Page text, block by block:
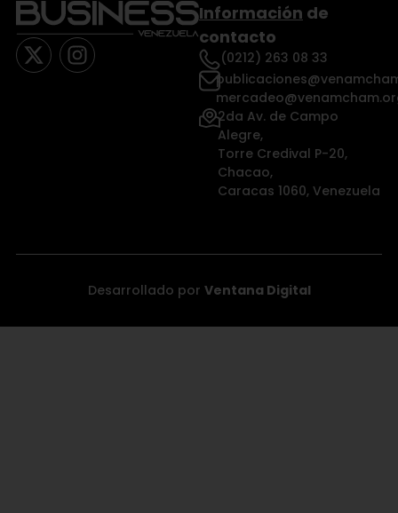
Información de
contacto
(0212) 263 08 33
2da Av. de Campo
Alegre,
Torre Credival P-20,
Chacao,
Caracas 1060, Venezuela
Desarrollado por Ventana Digital